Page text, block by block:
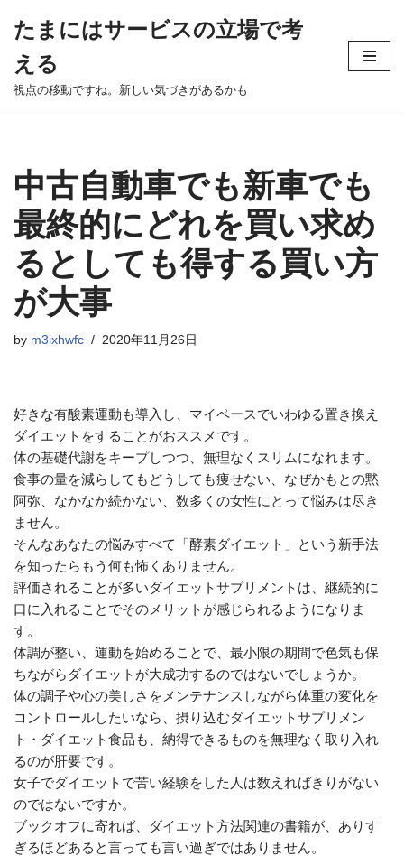
to
content
たまにはサービスの立場で考
える
視点の移動ですね。新しい気づきがあるかも
中古自動車でも新車でも
最終的にどれを買い求め
るとしても得する買い方
が大事
by m3ixhwfc 2020年11月26日
好きな有酸素運動も導入し、マイペースでいわゆる置き換え
ダイエットをすることがおススメです。
体の基礎代謝をキープしつつ、無理なくスリムになれます。
食事の量を減らしてもどうしても痩せない、なぜかもとの黙
阿弥、なかなか続かない、数多くの女性にとって悩みは尽き
ません。
そんなあなたの悩みすべて「酵素ダイエット」という新手法
を知ったらもう何も怖くありません。
評価されることが多いダイエットサプリメントは、継続的に
口に入れることでそのメリットが感じられるようになりま
す。
体調が整い、運動を始めることで、最小限の期間で色気も保
ちながらダイエットが大成功するのではないでしょうか。
体の調子や心の美しさをメンテナンスしながら体重の変化を
コントロールしたいなら、摂り込むダイエットサプリメン
ト・ダイエット食品も、納得できるものを無理なく取り入れ
るのが肝要です。
女子でダイエットで苦い経験をした人は数えればきりがない
のではないですか。
ブックオフに寄れば、ダイエット方法関連の書籍が、ありす
ぎるほどあると言っても言い過ぎではありません。